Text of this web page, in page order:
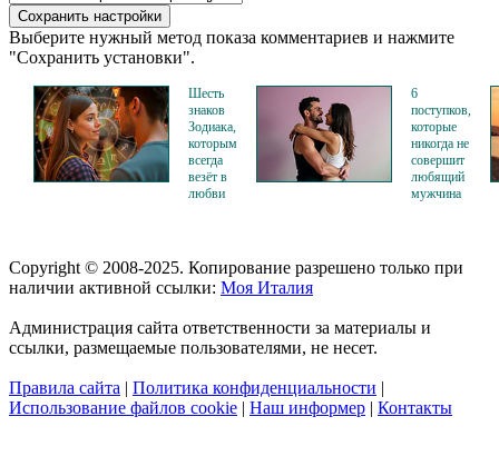
Выберите нужный метод показа комментариев и нажмите
"Сохранить установки".
Шесть
знаков
Зодиака,
которым
всегда
везёт в
любви
6
поступков,
которые
никогда не
совершит
любящий
мужчина
Copyright © 2008-2025. Копирование разрешено только при
наличии активной ссылки: Моя Италия
Администрация сайта ответственности за материалы и
ссылки, размещаемые пользователями, не несет.
Правила сайта | Политика конфиденциальности |
Использование файлов cookie | Наш информер | Контакты